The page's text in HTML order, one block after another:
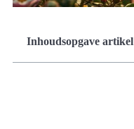
Inhoudsopgave artikel